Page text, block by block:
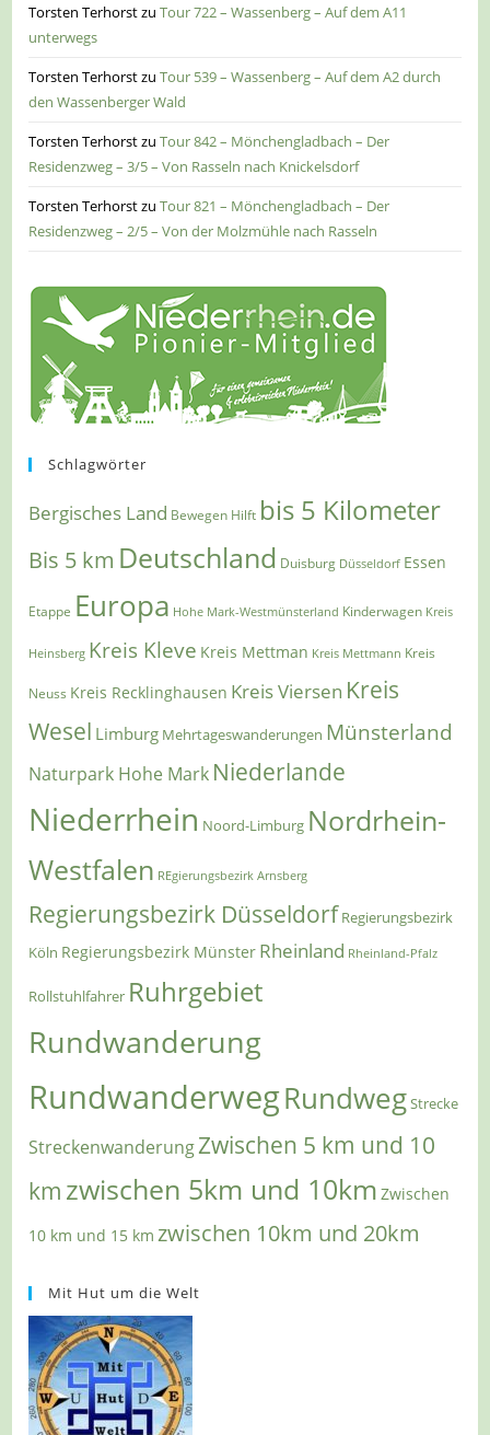
Torsten TerhorstzuTour 722 – Wassenberg – Auf dem A11
unterwegs
Torsten TerhorstzuTour 539 – Wassenberg – Auf dem A2 durch
den Wassenberger Wald
Torsten TerhorstzuTour 842 – Mönchengladbach – Der
Residenzweg – 3/5 – Von Rasseln nach Knickelsdorf
Torsten TerhorstzuTour 821 – Mönchengladbach – Der
Residenzweg – 2/5 – Von der Molzmühle nach Rasseln
Schlagwörter
Bergisches Land Bewegen Hilft bis 5 Kilometer
Bis 5 km Deutschland Duisburg Düsseldorf Essen
Etappe Europa Hohe Mark-Westmünsterland Kinderwagen Kreis
Heinsberg Kreis Kleve Kreis Mettman Kreis Mettmann Kreis
Neuss Kreis Recklinghausen Kreis Viersen Kreis
Wesel Limburg Mehrtageswanderungen Münsterland
Naturpark Hohe Mark Niederlande
Niederrhein Noord-Limburg Nordrhein-
Westfalen REgierungsbezirk Arnsberg
Regierungsbezirk Düsseldorf Regierungsbezirk
Köln Regierungsbezirk Münster Rheinland Rheinland-Pfalz
Rollstuhlfahrer Ruhrgebiet
Rundwanderung
RundwanderwegRundwegStrecke
StreckenwanderungZwischen 5 km und 10
km zwischen 5km und 10km Zwischen
10 km und 15 km zwischen 10km und 20km
Mit Hut um die Welt